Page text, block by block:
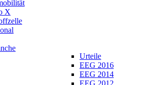
X
Urteile
EEG 2016
EEG 2014
EEG 2012